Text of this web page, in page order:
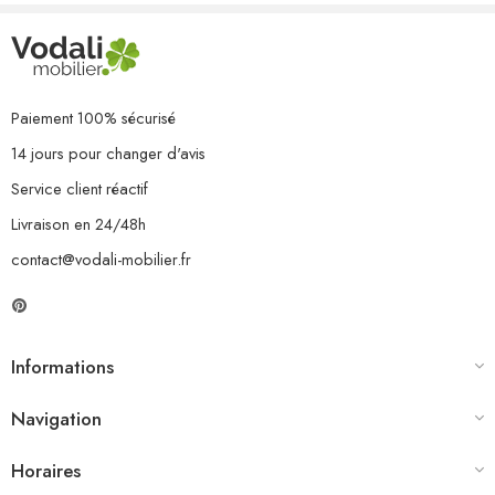
Paiement 100% sécurisé
14 jours pour changer d'avis
Service client réactif
Livraison en 24/48h
contact@vodali-mobilier.fr
Informations
Navigation
Horaires